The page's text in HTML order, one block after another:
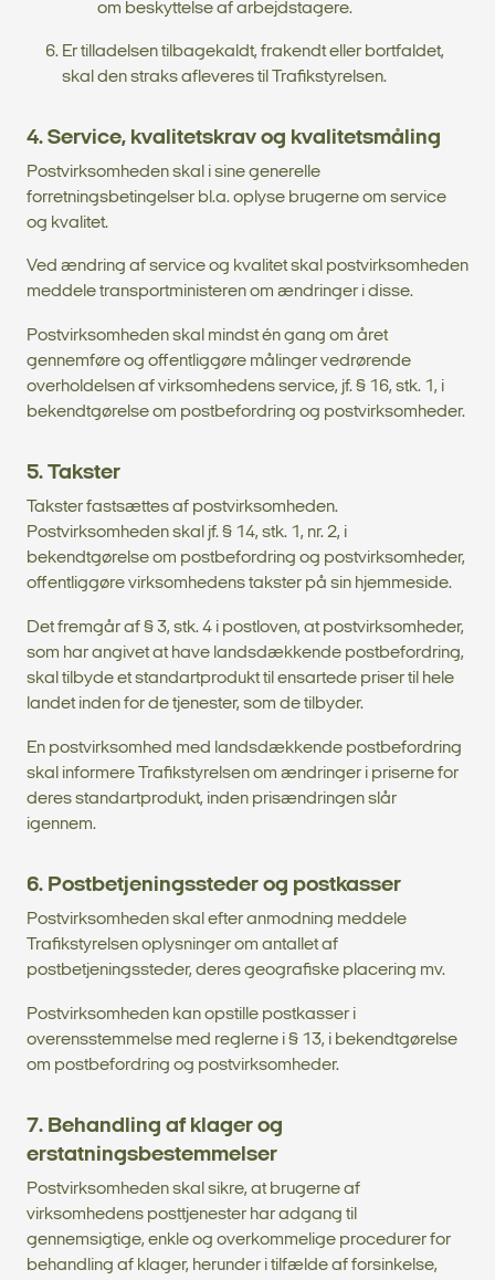
om beskyttelse af arbejdstagere.
Er tilladelsen tilbagekaldt, frakendt eller bortfaldet,
skal den straks afleveres til Trafikstyrelsen.
4. Service, kvalitetskrav og kvalitetsmåling
Postvirksomheden skal i sine generelle
forretningsbetingelser bl.a. oplyse brugerne om service
og kvalitet.
Ved ændring af service og kvalitet skal postvirksomheden
meddele transportministeren om ændringer i disse.
Postvirksomheden skal mindst én gang om året
gennemføre og offentliggøre målinger vedrørende
overholdelsen af virksomhedens service, jf. § 16, stk. 1, i
bekendtgørelse om postbefordring og postvirksomheder.
5. Takster
Takster fastsættes af postvirksomheden.
Postvirksomheden skal jf. § 14, stk. 1, nr. 2, i
bekendtgørelse om postbefordring og postvirksomheder,
offentliggøre virksomhedens takster på sin hjemmeside.
Det fremgår af § 3, stk. 4 i postloven, at postvirksomheder,
som har angivet at have landsdækkende postbefordring,
skal tilbyde et standartprodukt til ensartede priser til hele
landet inden for de tjenester, som de tilbyder.
En postvirksomhed med landsdækkende postbefordring
skal informere Trafikstyrelsen om ændringer i priserne for
deres standartprodukt, inden prisændringen slår
igennem.
6. Postbetjeningssteder og postkasser
Postvirksomheden skal efter anmodning meddele
Trafikstyrelsen oplysninger om antallet af
postbetjeningssteder, deres geografiske placering mv.
Postvirksomheden kan opstille postkasser i
overensstemmelse med reglerne i § 13, i bekendtgørelse
om postbefordring og postvirksomheder.
7. Behandling af klager og
erstatningsbestemmelser
Postvirksomheden skal sikre, at brugerne af
virksomhedens posttjenester har adgang til
gennemsigtige, enkle og overkommelige procedurer for
behandling af klager, herunder i tilfælde af forsinkelse,